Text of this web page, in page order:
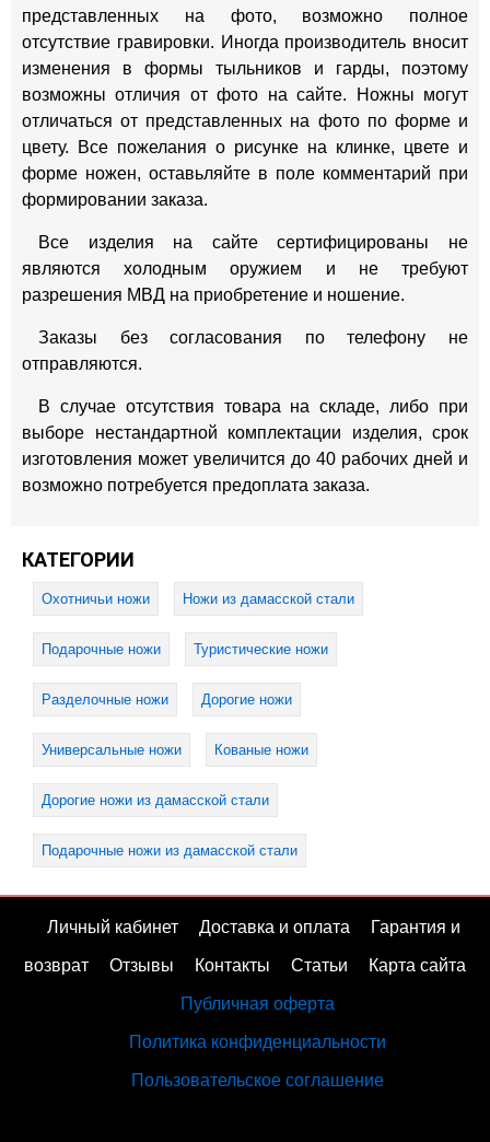
представленных на фото, возможно полное
отсутствие гравировки. Иногда производитель вносит
изменения в формы тыльников и гарды, поэтому
возможны отличия от фото на сайте. Ножны могут
отличаться от представленных на фото по форме и
цвету. Все пожелания о рисунке на клинке, цвете и
форме ножен, оставьляйте в поле комментарий при
формировании заказа.
Все изделия на сайте сертифицированы не
являются холодным оружием и не требуют
разрешения МВД на приобретение и ношение.
Заказы без согласования по телефону не
отправляются.
В случае отсутствия товара на складе, либо при
выборе нестандартной комплектации изделия, срок
изготовления может увеличится до 40 рабочих дней и
возможно потребуется предоплата заказа.
КАТЕГОРИИ
Охотничьи ножи Ножи из дамасской стали
Подарочные ножи Туристические ножи
Разделочные ножи Дорогие ножи
Универсальные ножи Кованые ножи
Дорогие ножи из дамасской стали
Подарочные ножи из дамасской стали
Личный кабинет Доставка и оплата Гарантия и
возврат Отзывы Контакты Статьи Карта сайта
Публичная оферта
Политика конфиденциальности
Пользовательское соглашение